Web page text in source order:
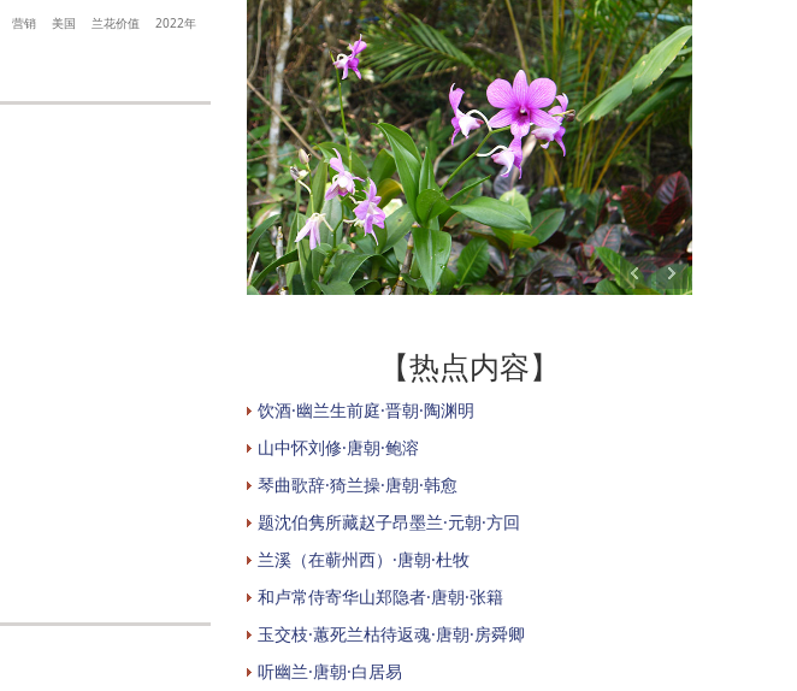
营销 美国 兰花价值
2022年
【热点内容】
饮酒·幽兰生前庭·晋朝·陶渊明
山中怀刘修·唐朝·鲍溶
琴曲歌辞·猗兰操·唐朝·韩愈
题沈伯隽所藏赵子昂墨兰·元朝·方回
兰溪（在蕲州西）·唐朝·杜牧
和卢常侍寄华山郑隐者·唐朝·张籍
玉交枝·蕙死兰枯待返魂·唐朝·房舜卿
听幽兰·唐朝·白居易